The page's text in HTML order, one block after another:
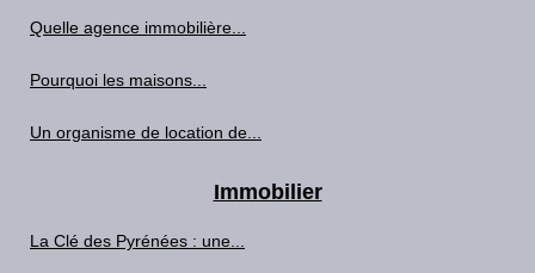
Quelle agence immobilière...
Pourquoi les maisons...
Un organisme de location de...
Immobilier
La Clé des Pyrénées : une...